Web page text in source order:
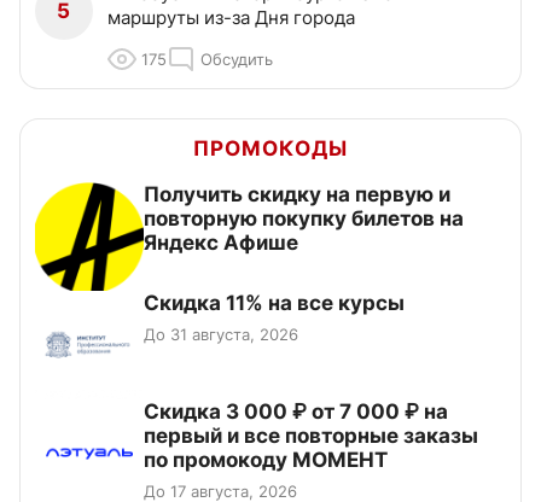
5
маршруты из-за Дня города
175 Обсудить
ПРОМОКОДЫ
Получить скидку на первую и
повторную покупку билетов на
Яндекс Афише
Скидка 11% на все курсы
До 31 августа, 2026
Скидка 3 000 ₽ от 7 000 ₽ на
первый и все повторные заказы
по промокоду МОМЕНТ
До 17 августа, 2026